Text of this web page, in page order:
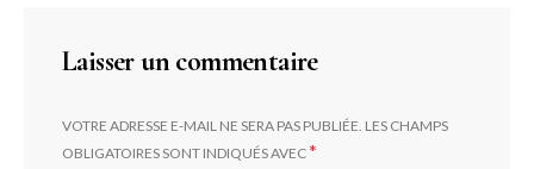
Laisser un commentaire
VOTRE ADRESSE E-MAIL NE SERA PAS PUBLIÉE. LES CHAMPS
OBLIGATOIRES SONT INDIQUÉS AVEC*